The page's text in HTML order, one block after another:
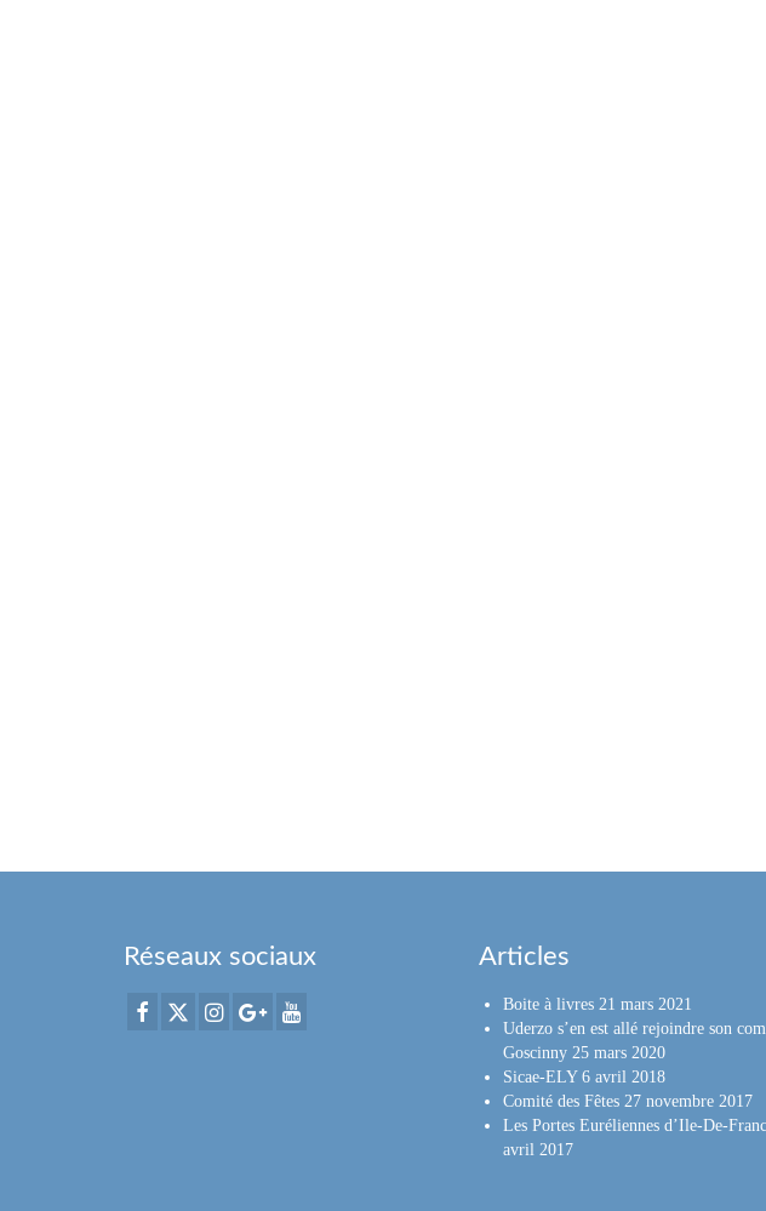
Réseaux sociaux Articles
Boite à livres 21 mars 2021
Uderzo s’en est allé rejoindre son
Goscinny 25 mars 2020
Sicae-ELY 6 avril 2018
Comité des Fêtes 27 novembre 2017
Les Portes Euréliennes d’Ile-De-
avril 2017